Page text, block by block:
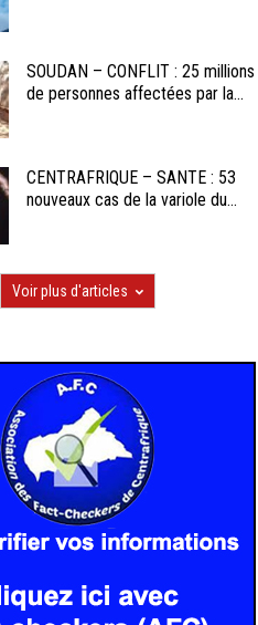
SOUDAN – CONFLIT : 25 millions
de personnes affectées par la...
CENTRAFRIQUE – SANTE : 53
nouveaux cas de la variole du...
Voir plus d'articles